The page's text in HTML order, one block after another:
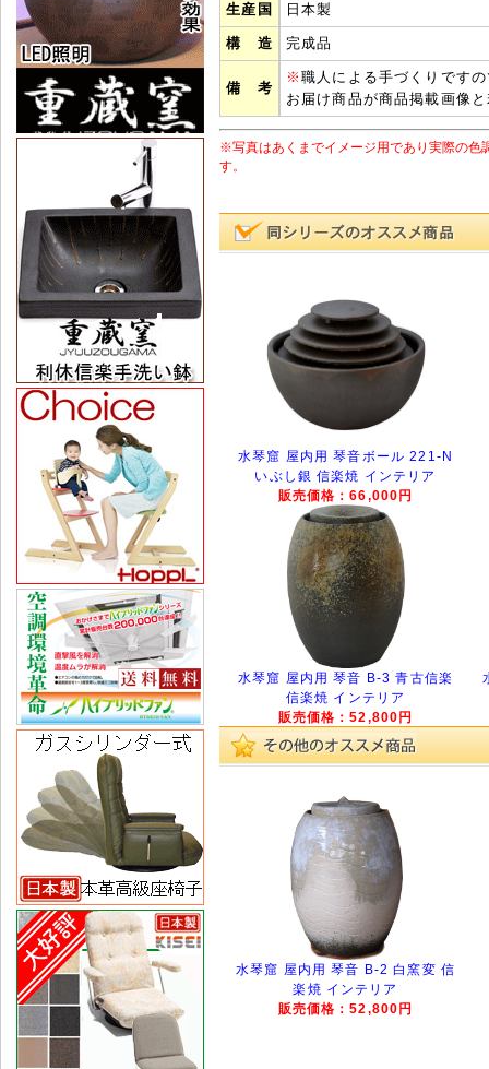
生産国 日本製
構 造 完成品
備 考
※職人による手づくりです
お届け商品が商品掲載画像
※写真はあくまでイメージ用であり実際の色
す。
水琴窟 屋内用 琴音ボール 221-N
いぶし銀 信楽焼 インテリア
販売価格：66,000円
水琴窟 屋内用 琴音 B-3 青古信楽
信楽焼 インテリア
販売価格：52,800円
水琴窟 屋内用 琴音 B-2 白窯変 信
楽焼 インテリア
販売価格：52,800円